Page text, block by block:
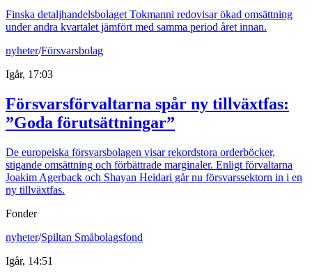
Finska detaljhandelsbolaget Tokmanni redovisar ökad omsättning
under andra kvartalet jämfört med samma period året innan.
nyheter/Försvarsbolag
Igår, 17:03
Försvarsförvaltarna spår ny tillväxtfas:
”Goda förutsättningar”
De europeiska försvarsbolagen visar rekordstora orderböcker,
stigande omsättning och förbättrade marginaler. Enligt förvaltarna
Joakim Agerback och Shayan Heidari går nu försvarssektorn in i en
ny tillväxtfas.
Fonder
nyheter/Spiltan Småbolagsfond
Igår, 14:51